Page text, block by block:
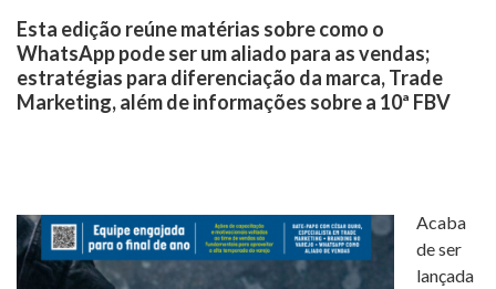
Esta edição reúne matérias sobre como o
WhatsApp pode ser um aliado para as vendas;
estratégias para diferenciação da marca, Trade
Marketing, além de informações sobre a 10ª FBV
Acaba
de ser
lançada